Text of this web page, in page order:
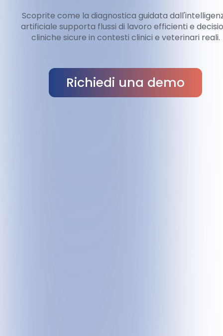
Scoprite come la diagnostica guidata
artificiale supporta flussi di lavoro efficienti e
cliniche sicure in contesti clinici e veterinari reali.
Richiedi una demo